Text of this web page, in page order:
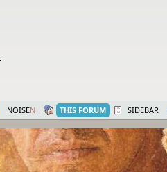
NOISEN THIS FORUM SIDEBAR